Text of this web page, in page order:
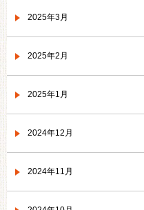
2025年3月
2025年2月
2025年1月
2024年12月
2024年11月